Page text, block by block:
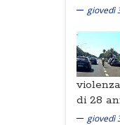
giovedì
di 28
giovedì